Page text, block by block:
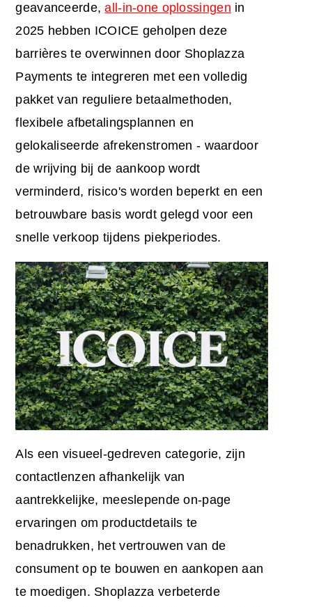
geavanceerde,all-in-one oplossingen in
2025 hebben ICOICE geholpen deze
barrières te overwinnen door Shoplazza
Payments te integreren met een volledig
pakket van reguliere betaalmethoden,
flexibele afbetalingsplannen en
gelokaliseerde afrekenstromen - waardoor
de wrijving bij de aankoop wordt
verminderd, risico's worden beperkt en een
betrouwbare basis wordt gelegd voor een
snelle verkoop tijdens piekperiodes.
Als een visueel-gedreven categorie, zijn
contactlenzen afhankelijk van
aantrekkelijke, meeslepende on-page
ervaringen om productdetails te
benadrukken, het vertrouwen van de
consument op te bouwen en aankopen aan
te moedigen. Shoplazza verbeterde